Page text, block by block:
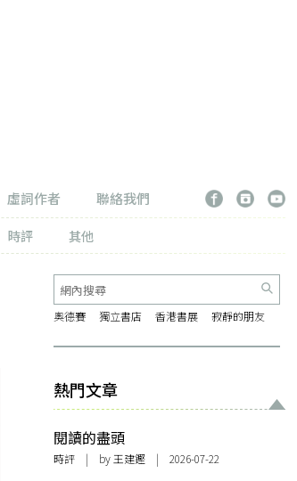
虛詞作者
聯絡我們
時評 其他
奧德賽 獨立書店 香港書展 寂靜的朋友
熱門文章
閱讀的盡頭
時評 | by 王建鏗 | 2026-07-22